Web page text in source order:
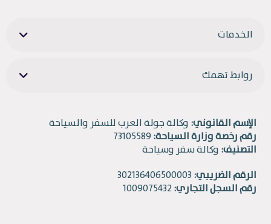
الخدمات
روابط تهمك
الإسم القانوني: وكالة جولة العرب للسفر والسياحة
رقم رخصة وزارة السياحة:
التصنيف: وكالة سفر وسياحة
الرقم الضريبي:
رقم السجل التجاري: